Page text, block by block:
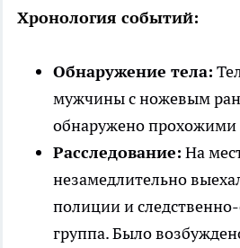
Хронология событий:
Обнаружение тела:
мужчины с ножевым
обнаружено прохожими
Расследование: На
незамедлительно
полиции и
группа. Было